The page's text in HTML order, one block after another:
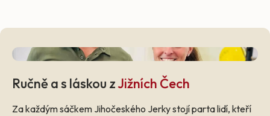
Ručně a s láskou zJižních Čech
Za každým sáčkem Jihočeského Jerky stojí parta lidí, kteří